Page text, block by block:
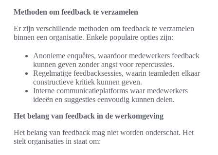
Methoden om feedback te verzamelen
Er zijn verschillende methoden om feedback te verzamelen
binnen een organisatie. Enkele populaire opties zijn:
Anonieme enquêtes, waardoor medewerkers feedback
kunnen geven zonder angst voor repercussies.
Regelmatige feedbacksessies, waarin teamleden elkaar
constructieve kritiek kunnen geven.
Interne communicatieplatforms waar medewerkers
ideeën en suggesties eenvoudig kunnen delen.
Het belang van feedback in de werkomgeving
Het belang van feedback mag niet worden onderschat. Het
stelt organisaties in staat om: